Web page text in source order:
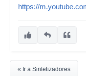
https://
« Ir a Sintetizadores